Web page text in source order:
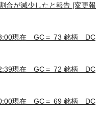
合が減少したと報告 [変更報
現在 GC＝ 73 銘柄 DC
現在 GC＝ 72 銘柄 DC
現在 GC＝ 69 銘柄 DC